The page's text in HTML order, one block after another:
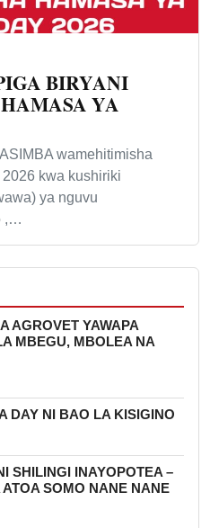
BIRYANI
YA
wamehitimisha
kwa kushiriki
ya nguvu
,…
AGROVET YAWAPA
MBEGU, MBOLEA NA
DAY NI BAO LA KISIGINO
SHILINGI INAYOPOTEA –
ATOA SOMO NANE NANE